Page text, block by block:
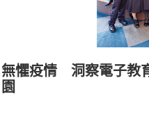
無懼疫情 洞察電子教
園